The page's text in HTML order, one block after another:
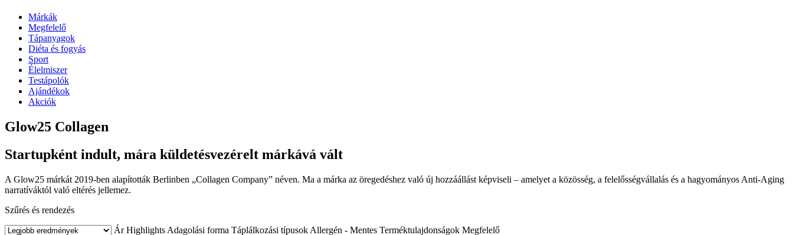
Márkák
Megfelelő
Tápanyagok
Diéta és fogyás
Sport
Élelmiszer
Testápolók
Ajándékok
Akciók
Glow25 Collagen
Startupként indult, mára küldetésvezérelt márkává vált
A Glow25 márkát 2019-ben alapították Berlinben „Collagen Company” néven. Ma a márka az öregedéshez való új hozzáállást képviseli – amelyet a közösség, a felelősségvállalás és a hagyományos Anti-Aging
narratíváktól való eltérés jellemez.
Szűrés és rendezés
Ár Highlights Adagolási forma Táplálkozási típusok Allergén - Mentes Terméktulajdonságok Megfelelő